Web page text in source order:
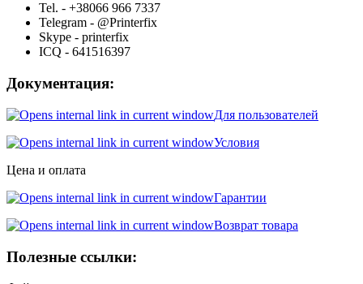
Tel. - +38066 966 7337
Telegram - @Printerfix
Skype - printerfix
ICQ - 641516397
Документация:
Для пользователей
Условия
Цена и оплата
Гарантии
Возврат товара
Полезные ссылки: